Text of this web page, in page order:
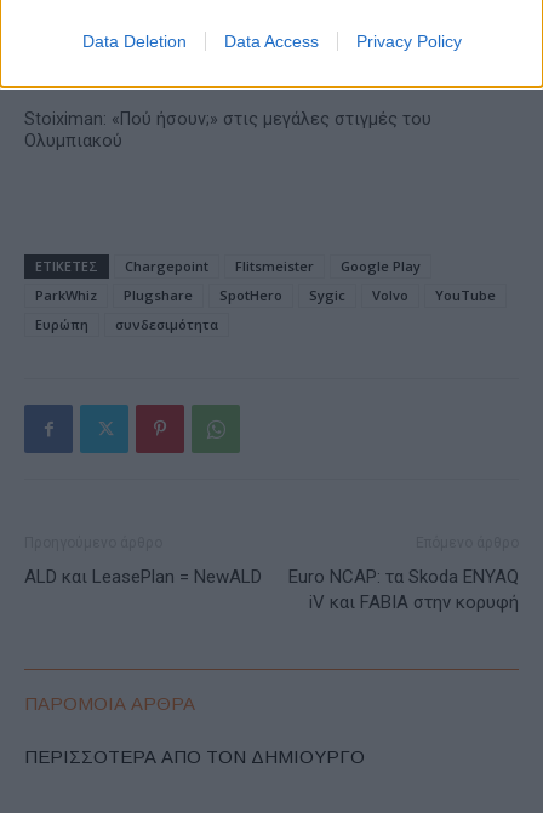
Data Deletion Data Access Privacy Policy
Stoiximan: «Πού ήσουν;» στις μεγάλες στιγμές του
Ολυμπιακού
ΕΤΙΚΕΤΕΣ Chargepoint Flitsmeister
Google Play
ParkWhiz
Plugshare SpotHero Sygic Volvo
YouTube
Ευρώπη
συνδεσιμότητα
ALD και LeasePlan = NewALD
Euro NCAP: τα Skoda ENYAQ
iV και FABIA στην κορυφή
ΠΑΡΟΜΟΙΑ ΑΡΘΡΑ
ΠΕΡΙΣΣΟΤΕΡΑ ΑΠΟ ΤΟΝ ΔΗΜΙΟΥΡΓΟ